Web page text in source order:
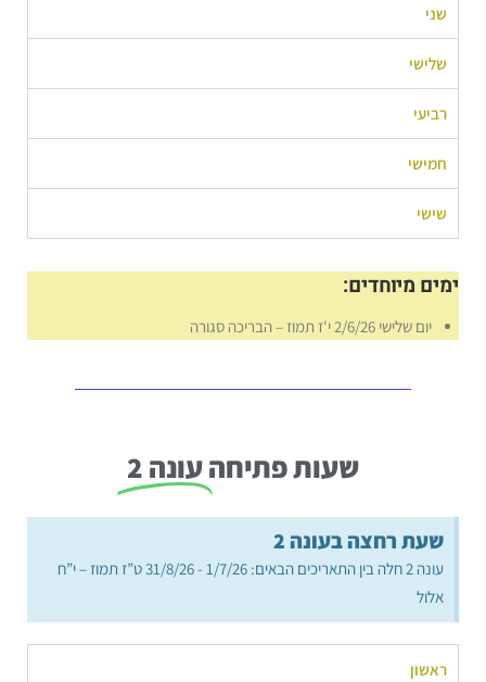
שני
שלישי
רביעי
חמישי
שישי
ימים מיוחדים:
יום שלישי 2/6/26 י'ז תמוז – הבריכה סגורה
שעות פתיחהעונה 2
שעת רחצה בעונה 2
עונה 2 חלה בין התאריכים הבאים: 1/7/26 - 31/8/26 ט”ז תמוז – י”ח
אלול
ראשון